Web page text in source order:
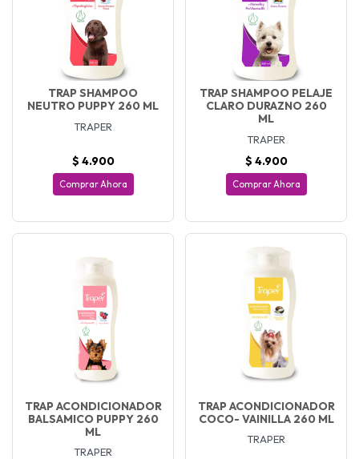
TRAP SHAMPOO
NEUTRO PUPPY 260 ML
TRAPER
$ 4.900
Comprar Ahora
TRAP SHAMPOO PELAJE
CLARO DURAZNO 260
ML
TRAPER
$ 4.900
Comprar Ahora
TRAP ACONDICIONADOR
BALSAMICO PUPPY 260
ML
TRAPER
TRAP ACONDICIONADOR
COCO- VAINILLA 260 ML
TRAPER